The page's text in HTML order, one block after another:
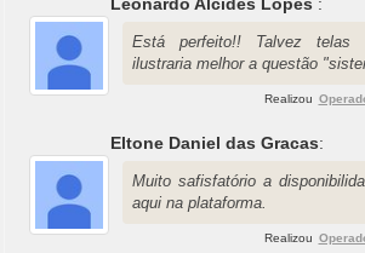
Está perfeito!! Talvez telas
ilustraria melhor a questão
Realizou
Eltone Daniel das Gracas:
Muito safisfatório a
aqui na plataforma.
Realizou